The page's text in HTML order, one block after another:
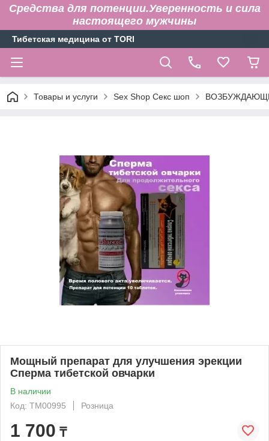
Средства для потенции.Уверенность и сила
настоящего мужчины
Тибетская медицина от TORI
Товары и услуги Sex Shop Секс шоп
Мощный препарат для улучшения эрекции
Сперма тибетской овчарки
В наличии
Код: ТМ00995
Розница
1 700 ₸